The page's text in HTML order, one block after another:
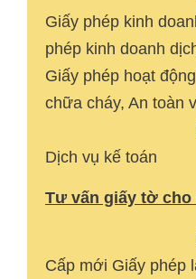
Giấy phép kinh
phép kinh doanh
Giấy phép hoạt
chữa cháy, An toàn
Dịch vụ kế toán
Tư vấn giấy tờ
Cấp mới Giấy phép